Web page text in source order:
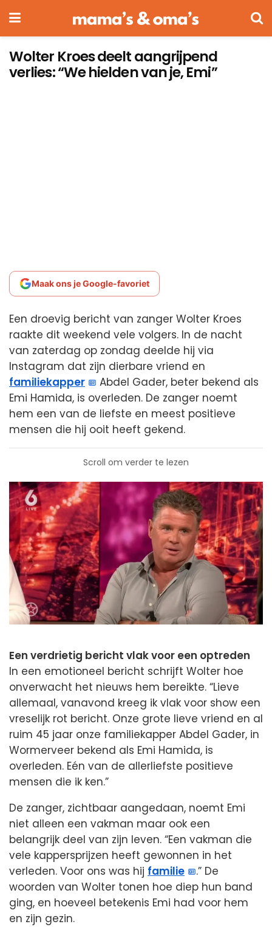
Wolter Kroes deelt aangrijpend
verlies: “We hielden van je, Emi”
Maak ons je Google-favoriet
Een droevig bericht van zanger Wolter Kroes
raakte dit weekend vele volgers. In de nacht
van zaterdag op zondag deelde hij via
Instagram dat zijn dierbare vriend en
familiekapper
Abdel Gader, beter bekend als
Emi Hamida, is overleden. De zanger noemt
hem een van de liefste en meest positieve
mensen die hij ooit heeft gekend.
Scroll om verder te lezen
Een verdrietig bericht vlak voor een optreden
In een emotioneel bericht schrijft Wolter hoe
onverwacht het nieuws hem bereikte. “Lieve
allemaal, vanavond kreeg ik vlak voor show een
vreselijk rot bericht. Onze grote lieve vriend en al
ruim 45 jaar onze familiekapper Abdel Gader, in
Wormerveer bekend als Emi Hamida, is
overleden. Eén van de allerliefste positieve
mensen die ik ken.”
De zanger, zichtbaar aangedaan, noemt Emi
niet alleen een vakman maar ook een
belangrijk deel van zijn leven. “Een vakman die
vele kappersprijzen heeft gewonnen in het
verleden. Voor ons was hij familie
.” De
woorden van Wolter tonen hoe diep hun band
ging, en hoeveel betekenis Emi had voor hem
en zijn gezin.